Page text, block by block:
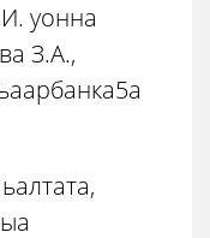
уонна
З.А.,